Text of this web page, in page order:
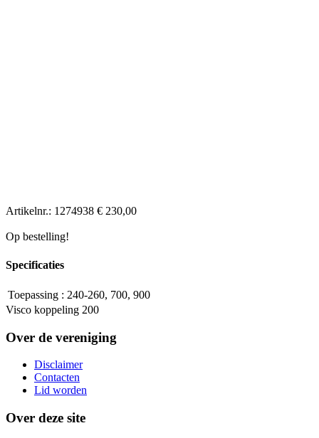
Artikelnr.: 1274938 € 230,00
Op bestelling!
Specificaties
Toepassing : 240-260, 700, 900
Visco koppeling 200
Over de vereniging
Disclaimer
Contacten
Lid worden
Over deze site